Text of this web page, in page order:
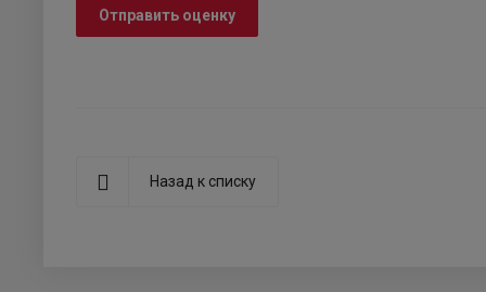
Отправить оценку
Назад к списку